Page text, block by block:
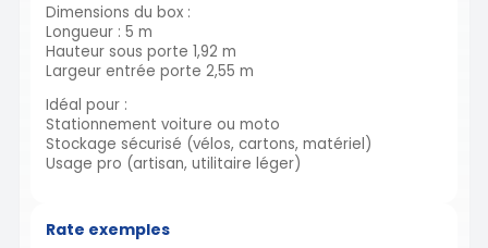
Dimensions du box :
Longueur : 5 m
Hauteur sous porte 1,92 m
Largeur entrée porte 2,55 m
Idéal pour :
Stationnement voiture ou moto
Stockage sécurisé (vélos, cartons, matériel)
Usage pro (artisan, utilitaire léger)
Rate exemples